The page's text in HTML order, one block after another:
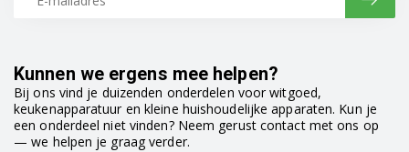
Kunnen we ergens mee helpen?
Bij ons vind je duizenden onderdelen voor witgoed,
keukenapparatuur en kleine huishoudelijke apparaten. Kun je
een onderdeel niet vinden? Neem gerust contact met ons op
— we helpen je graag verder.